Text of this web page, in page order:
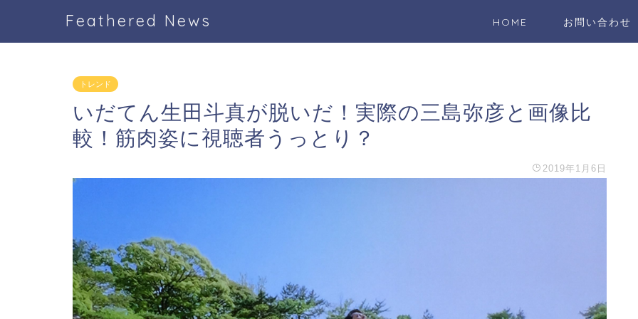
Feathered News HOME お問い合わせ
トレンド
いだてん生田斗真が脱いだ！実際の三島弥彦と画像比
較！筋肉姿に視聴者うっとり？
2019年1月6日